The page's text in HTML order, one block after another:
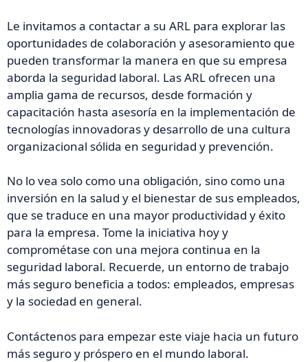
Le invitamos a contactar a su ARL para explorar las
oportunidades de colaboración y asesoramiento que
pueden transformar la manera en que su empresa
aborda la seguridad laboral. Las ARL ofrecen una
amplia gama de recursos, desde formación y
capacitación hasta asesoría en la implementación de
tecnologías innovadoras y desarrollo de una cultura
organizacional sólida en seguridad y prevención.
No lo vea solo como una obligación, sino como una
inversión en la salud y el bienestar de sus empleados,
que se traduce en una mayor productividad y éxito
para la empresa. Tome la iniciativa hoy y
comprométase con una mejora continua en la
seguridad laboral. Recuerde, un entorno de trabajo
más seguro beneficia a todos: empleados, empresas
y la sociedad en general.
Contáctenos para empezar este viaje hacia un futuro
más seguro y próspero en el mundo laboral.